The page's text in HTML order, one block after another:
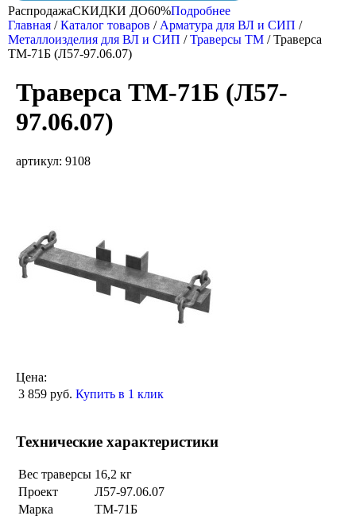
РаспродажаCКИДКИ ДО60%Подробнее
Главная /Каталог товаров / Арматура для ВЛ и СИП /
Металлоизделия для ВЛ и СИП /Траверсы ТМ /Траверса
ТМ-71Б (Л57-97.06.07)
Траверса ТМ-71Б (Л57-
97.06.07)
артикул: 9108
Цена:
3 859 руб. Купить в 1 клик
Технические характеристики
Вес траверсы 16,2 кг
Проект
Л57-97.06.07
Марка
ТМ-71Б